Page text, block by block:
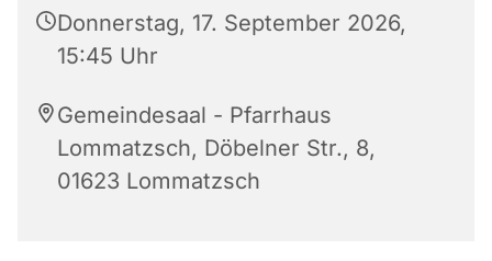
Donnerstag, 17. September 2026,
15:45 Uhr
Gemeindesaal - Pfarrhaus
Lommatzsch, Döbelner Str., 8,
01623 Lommatzsch